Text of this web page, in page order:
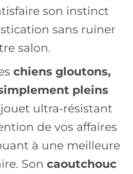
son instinct
sans ruiner
salon.
chiens gloutons,
pleins
jouet ultra-résistant
de vos affaires
à une meilleure
Son caoutchouc